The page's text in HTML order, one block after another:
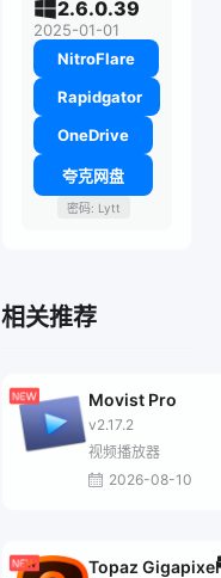
2.6.0.39
2025-01-01
NitroFlare
Rapidgator
OneDrive
夸克网盘
密码: Lytt
相关推荐
Movist Pro
v2.17.2
视频播放器
2026-08-10
Topaz Gigapixel